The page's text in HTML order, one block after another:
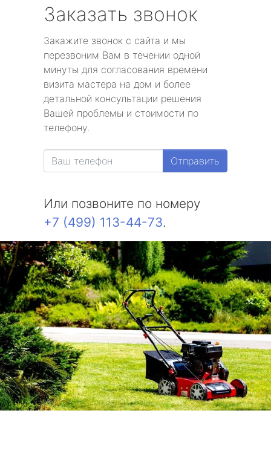
Заказать звонок
Закажите звонок с сайта и мы
перезвоним Вам в течении одной
минуты для согласования времени
визита мастера на дом и более
детальной консультации решения
Вашей проблемы и стоимости по
телефону.
Отправить
Или позвоните по номеру
+7 (499) 113-44-73.